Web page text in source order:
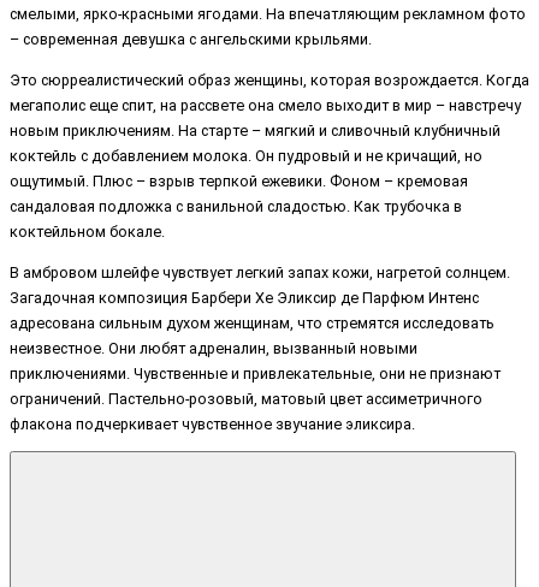
смелыми, ярко-красными ягодами. На впечатляющим рекламном фото
– современная девушка с ангельскими крыльями.
Это сюрреалистический образ женщины, которая возрождается. Когда
мегаполис еще спит, на рассвете она смело выходит в мир – навстречу
новым приключениям. На старте – мягкий и сливочный клубничный
коктейль с добавлением молока. Он пудровый и не кричащий, но
ощутимый. Плюс – взрыв терпкой ежевики. Фоном – кремовая
сандаловая подложка с ванильной сладостью. Как трубочка в
коктейльном бокале.
В амбровом шлейфе чувствует легкий запах кожи, нагретой солнцем.
Загадочная композиция Барбери Хе Эликсир де Парфюм Интенс
адресована сильным духом женщинам, что стремятся исследовать
неизвестное. Они любят адреналин, вызванный новыми
приключениями. Чувственные и привлекательные, они не признают
ограничений. Пастельно-розовый, матовый цвет ассиметричного
флакона подчеркивает чувственное звучание эликсира.